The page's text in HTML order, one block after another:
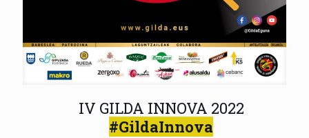
IV GILDA INNOVA 2022
#GildaInnova